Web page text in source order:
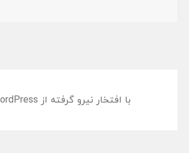
با افتخار نیرو گرفته از WordPress